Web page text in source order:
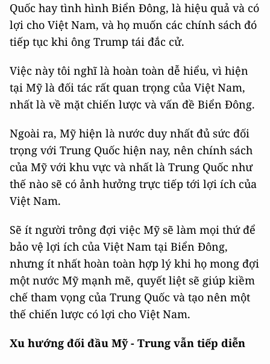
Quốc hay tình hình Biển Đông, là hiệu quả và có
lợi cho Việt Nam, và họ muốn các chính sách đó
tiếp tục khi ông Trump tái đắc cử.
Việc này tôi nghĩ là hoàn toàn dễ hiểu, vì hiện
tại Mỹ là đối tác rất quan trọng của Việt Nam,
nhất là về mặt chiến lược và vấn đề Biển Đông.
Ngoài ra, Mỹ hiện là nước duy nhất đủ sức đối
trọng với Trung Quốc hiện nay, nên chính sách
của Mỹ với khu vực và nhất là Trung Quốc như
thế nào sẽ có ảnh hưởng trực tiếp tới lợi ích của
Việt Nam.
Sẽ ít người trông đợi việc Mỹ sẽ làm mọi thứ để
bảo vệ lợi ích của Việt Nam tại Biển Đông,
nhưng ít nhất hoàn toàn hợp lý khi họ mong đợi
một nước Mỹ mạnh mẽ, quyết liệt sẽ giúp kiềm
chế tham vọng của Trung Quốc và tạo nên một
thế chiến lược có lợi cho Việt Nam.
Xu hướng đối đầu Mỹ - Trung vẫn tiếp diễn